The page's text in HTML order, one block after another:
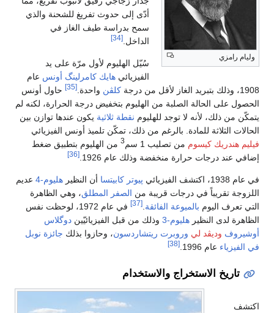
وليام رامزي
أدّى إلى حدوث تفريغ للشحنة والذي
سمح بدراسة طيف الغاز في
الداخل. [34]
سُيّل الهليوم لأول مرّة على يد
الفيزيائي هايك كامرلينگ أونس عام
1908، وذلك بتبريد الغاز لأقل من درجة
كلڤن واحدة. [35]
حاول أونس
الحصول على الحالة الصلبة من الهليوم بتخفيض درجة الحرارة، لكنه لم
يتمكّن من ذلك، لأنه لا توجد للهليوم نقطة ثلاثية يكون عندها توازن بين
الحالات الثلاثة للمادة. بالرغم من ذلك، تمكّن تلميذ أونس الفيزيائي
فيليم هندريك كيسوم من تصليب 1 سم 3 من الهليوم بتطبيق ضغط
إضافي عند درجات حرارة منخفضة وذلك عام 1926.
[36]
في عام 1938، اكتشف الفيزيائي پيوتر كابيتسا أن النظير هليوم-4
عديم
اللزوجة تقريباً في درجات قريبة من الصفر المطلق، وهي الظاهرة
التي تعرف اليوم بالميوعة الفائقة [37]
في عام 1972، لوحظت نفس
الظاهرة لدى النظير هليوم-3 وذلك من قبل الفيزيائيّين دوگلاس
أوشيروف وديڤد لي وروبرت ريتشاردسون، وحازوا بذلك جائزة نوبل
في الفيزياء عام 1996. [38]
تاريخ الاستخراج والاستخدام
اكتشف